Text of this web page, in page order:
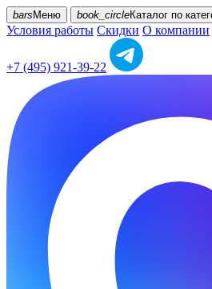
bars Меню book_circleКаталог по
Условия работы Скидки О компании
+7 (495) 921-39-22